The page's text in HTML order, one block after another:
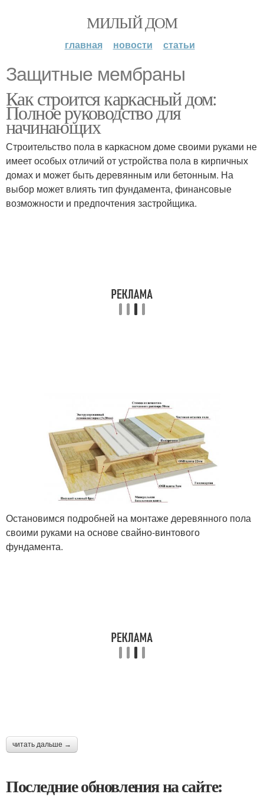
МИЛЫЙ ДОМ
главная новости статьи
Защитные мембраны
Как строится каркасный дом:
Полное руководство для
начинающих
Строительство пола в каркасном доме своими руками не
имеет особых отличий от устройства пола в кирпичных
домах и может быть деревянным или бетонным. На
выбор может влиять тип фундамента, финансовые
возможности и предпочтения застройщика.
Остановимся подробней на монтаже деревянного пола
своими руками на основе свайно-винтового
фундамента.
читать дальше →
Последние обновления на сайте: